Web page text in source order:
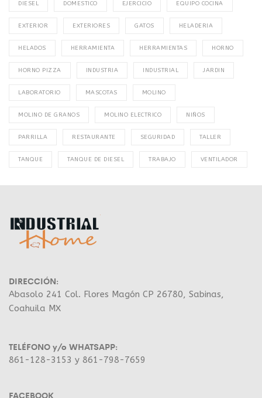
DIESEL DOMESTICO EJERCICIO EQUIPO COCINA
EXTERIOR EXTERIORES GATOS HELADERIA
HELADOS HERRAMIENTA HERRAMIENTAS HORNO
HORNO PIZZA INDUSTRIA INDUSTRIAL JARDIN
LABORATORIO MASCOTAS MOLINO
MOLINO DE GRANOS MOLINO ELECTRICO NIÑOS
PARRILLA RESTAURANTE SEGURIDAD TALLER
TANQUE TANQUE DE DIESEL TRABAJO VENTILADOR
DIRECCIÓN:
Abasolo 241 Col. Flores Magón CP 26780, Sabinas,
Coahuila MX
TELÉFONO y/o WHATSAPP:
861-128-3153 y 861-798-7659
FACEBOOK